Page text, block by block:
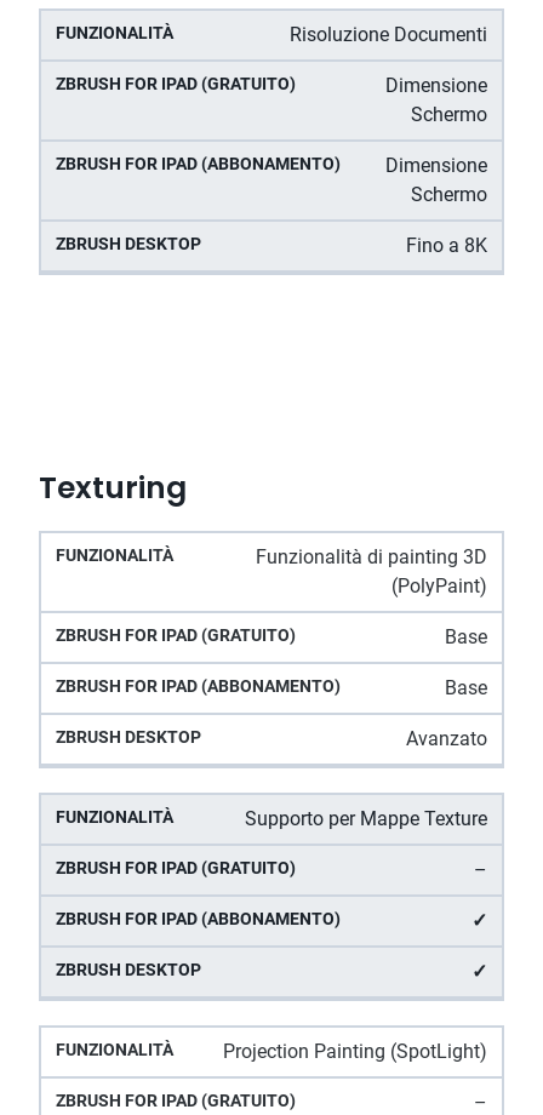
Risoluzione Documenti
Dimensione
Schermo
Dimensione
Schermo
Fino a 8K
Texturing
ZBrush
(gratuito)
ZBrush for iPad
(Abbonamento)
ZBrush
Desktop
Funzionalità di painting 3D
(PolyPaint)
Base
Base
Avanzato
Supporto per Mappe Texture
–
✓
✓
Projection Painting (SpotLight)
–